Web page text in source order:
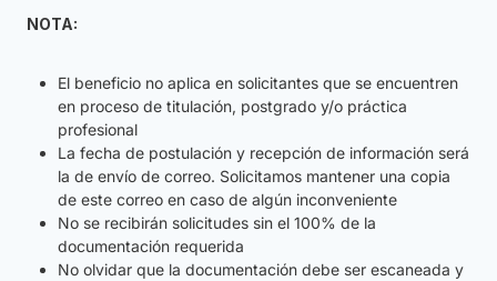
NOTA:
El beneficio no aplica en solicitantes que se encuentren
en proceso de titulación, postgrado y/o práctica
profesional
La fecha de postulación y recepción de información será
la de envío de correo. Solicitamos mantener una copia
de este correo en caso de algún inconveniente
No se recibirán solicitudes sin el 100% de la
documentación requerida
No olvidar que la documentación debe ser escaneada y